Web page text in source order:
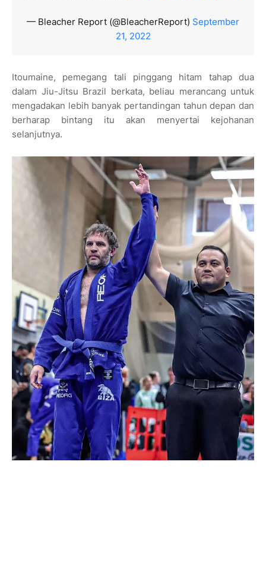
— Bleacher Report (@BleacherReport) September
21, 2022
Itoumaine, pemegang tali pinggang hitam tahap dua
dalam Jiu-Jitsu Brazil berkata, beliau merancang untuk
mengadakan lebih banyak pertandingan tahun depan dan
berharap bintang itu akan menyertai kejohanan
selanjutnya.